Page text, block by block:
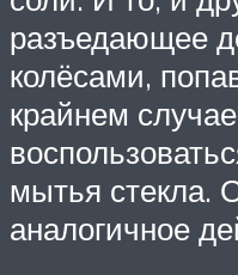
разъедающее
колёсами,
крайнем
мытья стекла.
аналогичное